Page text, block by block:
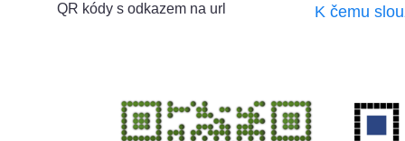
QR kódy s odkazem na url K čemu